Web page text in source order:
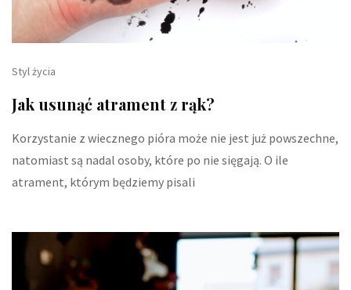
Styl życia
Jak usunąć atrament z rąk?
Korzystanie z wiecznego pióra może nie jest już powszechne,
natomiast są nadal osoby, które po nie sięgają. O ile
atrament, którym będziemy pisali